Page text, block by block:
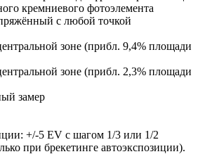
кремниевого фотоэлемента
с любой точкой
зоне (прибл. 9,4% площади
зоне (прибл. 2,3% площади
замер
+/-5 EV с шагом 1/3 или 1/2
при брекетинге автоэкспозиции).